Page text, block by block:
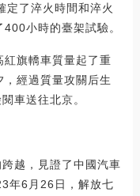
定了淬火時間和淬火
小時的臺架試驗。
旗轎車質量起了重
經過質量攻關后生
車送往北京。
越，見證了中國汽車
年6月26日，解放七